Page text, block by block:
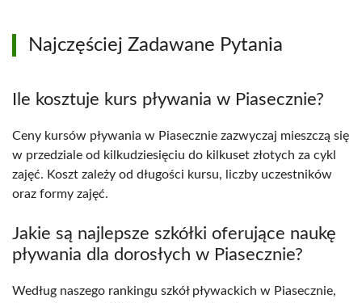
Najczęściej Zadawane Pytania
Ile kosztuje kurs pływania w Piasecznie?
Ceny kursów pływania w Piasecznie zazwyczaj mieszczą się
w przedziale od kilkudziesięciu do kilkuset złotych za cykl
zajęć. Koszt zależy od długości kursu, liczby uczestników
oraz formy zajęć.
Jakie są najlepsze szkółki oferujące naukę
pływania dla dorosłych w Piasecznie?
Według naszego rankingu szkół pływackich w Piasecznie,